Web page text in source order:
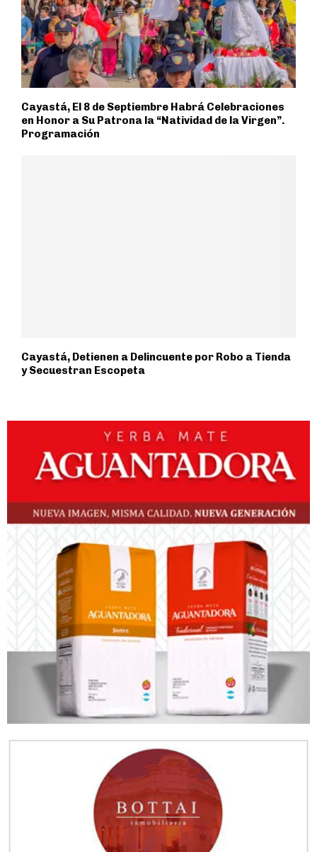
Cayastá, El 8 de Septiembre Habrá Celebraciones
en Honor a Su Patrona la “Natividad de la Virgen”.
Programación
Cayastá, Detienen a Delincuente por Robo a Tienda
y Secuestran Escopeta